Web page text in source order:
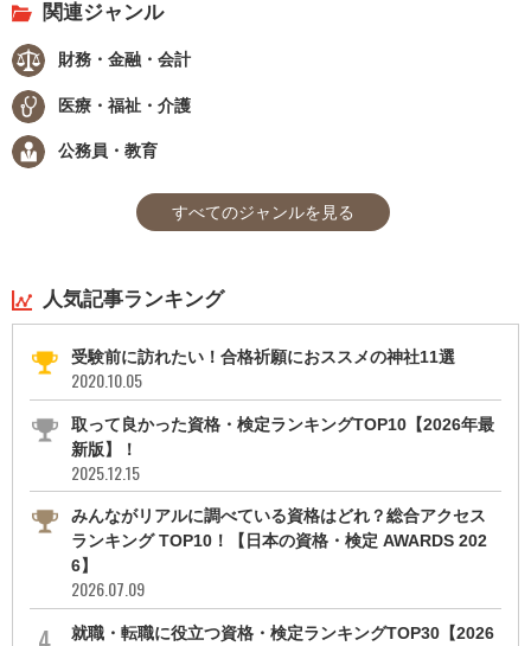
関連ジャンル
財務・金融・会計
医療・福祉・介護
公務員・教育
すべてのジャンルを見る
人気記事ランキング
受験前に訪れたい！合格祈願におススメの神社11選
2020.10.05
取って良かった資格・検定ランキングTOP10【2026年最
新版】！
2025.12.15
みんながリアルに調べている資格はどれ？総合アクセス
ランキング TOP10！【日本の資格・検定 AWARDS 202
6】
2026.07.09
就職・転職に役立つ資格・検定ランキングTOP30【2026